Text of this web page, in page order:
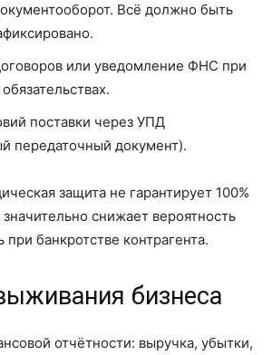
Всё должно быть
или уведомление ФНС при
поставки через УПД
передаточный документ).
защита не гарантирует 100%
снижает вероятность
при банкротстве контрагента.
бизнеса
отчётности: выручка, убытки,